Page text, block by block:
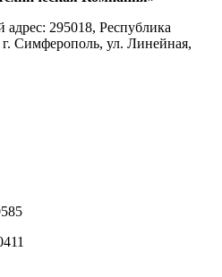
295018, Республика
Симферополь, ул. Линейная,